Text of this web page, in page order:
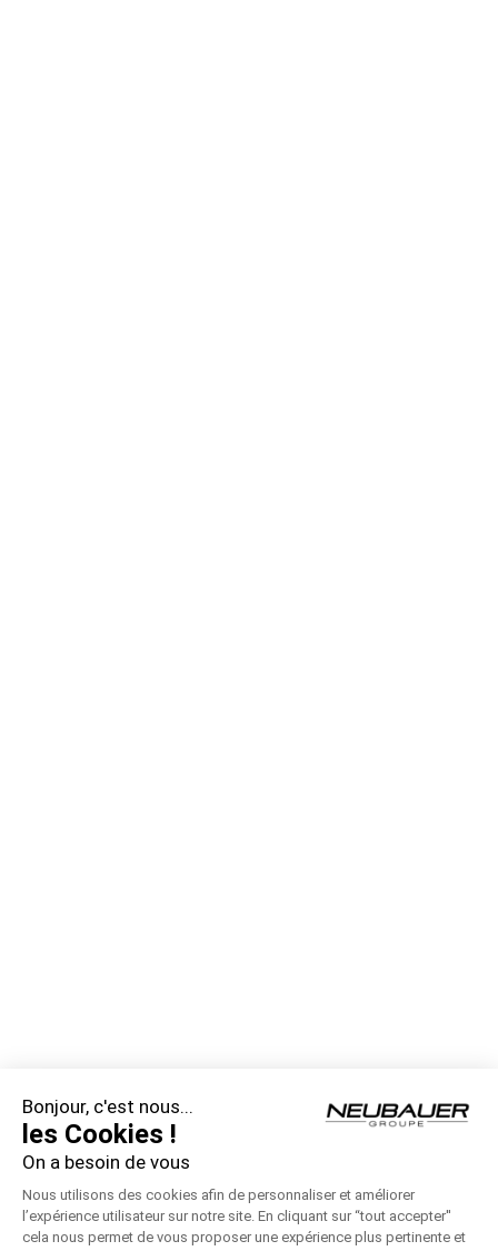
Bonjour, c'est nous...
les Cookies !
On a besoin de vous
Nous utilisons des cookies afin de personnaliser et améliorer
l’expérience utilisateur sur notre site. En cliquant sur “tout accepter''
cela nous permet de vous proposer une expérience plus pertinente et